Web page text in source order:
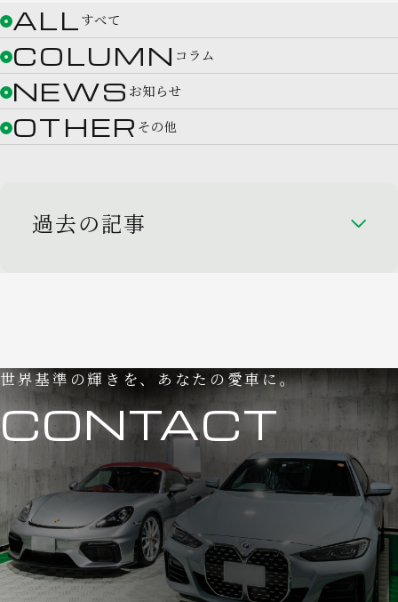
ALL すべて
COLUMN コラム
NEWS お知らせ
OTHER その他
過去の記事
世界基準の輝きを、あなたの愛車に。
CONTACT